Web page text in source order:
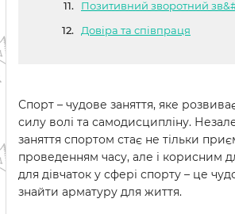
Позитивний зворотний
Довіра та співпраця
Спорт – чудове заняття, яке
силу волі та самодисципліну.
заняття спортом стає не тільки
проведенням часу, але і корисним
для дівчаток у сфері спорту – це
знайти арматуру для життя.